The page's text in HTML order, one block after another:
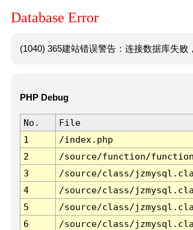
Database Error
(1040) 365建站错误警告：连接数据库失败
PHP Debug
No. File
1
/index.php
2
/source/function/
3
/source/class/
4
/source/class/
5
/source/class/
6
/source/class/